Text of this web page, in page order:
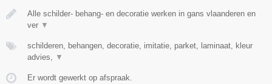
Alle schilder- behang- en decoratie werken in gans vlaanderen en
ver ▼
schilderen, behangen, decoratie, imitatie, parket, laminaat, kleur
advies,
▼
Er wordt gewerkt op afspraak.